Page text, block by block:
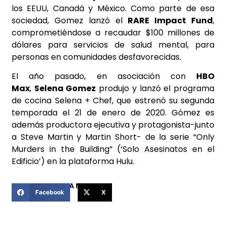
los EEUU, Canadá y México. Como parte de esa
sociedad, Gomez lanzó el RARE Impact Fund,
comprometiéndose a recaudar $100 millones de
dólares para servicios de salud mental, para
personas en comunidades desfavorecidas.
El año pasado, en asociación con HBO
Max, Selena Gomez produjo y lanzó el programa
de cocina Selena + Chef, que estrenó su segunda
temporada el 21 de enero de 2020. Gómez es
además productora ejecutiva y protagonista-junto
a Steve Martin y Martin Short- de la serie “Only
Murders in the Building” (‘Solo Asesinatos en el
Edificio’) en la plataforma Hulu.
COMPARTIR ESTA NOTICIA
Facebook X